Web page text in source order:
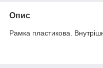
Опис
Рамка пластикова.